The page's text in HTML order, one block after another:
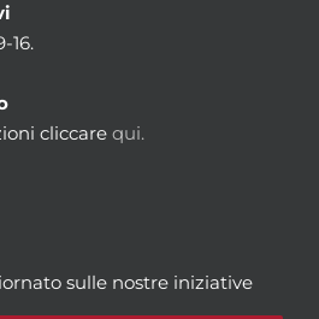
16.
cliccare qui.
sulle nostre iniziative